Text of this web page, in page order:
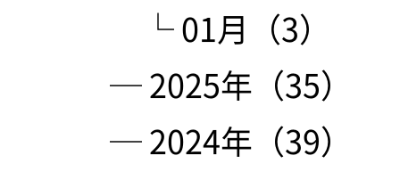
└ 01月（3）
─ 2025年（35）
─ 2024年（39）